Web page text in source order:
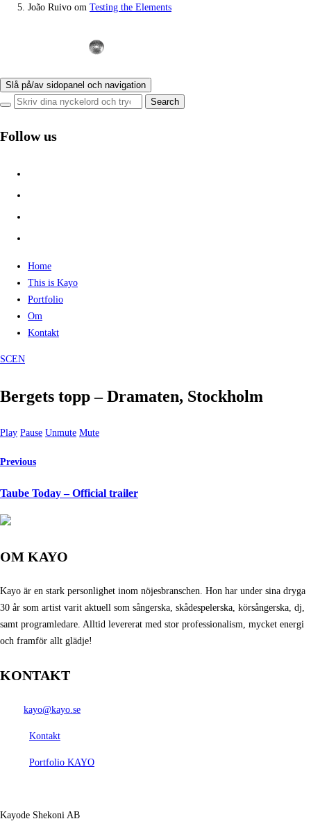
João Ruivo om Testing the Elements
Slå på/av sidopanel och navigation
Follow us
Home
This is Kayo
Portfolio
Om
Kontakt
SCEN
Bergets topp – Dramaten, Stockholm
Play Pause Unmute Mute
Previous
Taube Today – Official trailer
OM KAYO
Kayo är en stark personlighet inom nöjesbranschen. Hon har under sina dryga
30 år som artist varit aktuell som sångerska, skådespelerska, körsångerska, dj,
samt programledare. Alltid levererat med stor professionalism, mycket energi
och framför allt glädje!
KONTAKT
kayo@kayo.se
Kontakt
Portfolio KAYO
Kayode Shekoni AB